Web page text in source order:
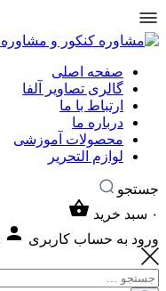
صفحه اصلی
گالری تصاویر آلفا
ارتباط با ما
درباره ما
محصولات آموزشی
لوازم التحریر
جستجو
۰ سبد خرید
ورود به حساب کاربری